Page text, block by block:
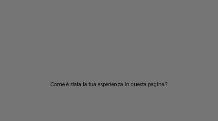
Come è stata la tua esperienza in questa pagina?